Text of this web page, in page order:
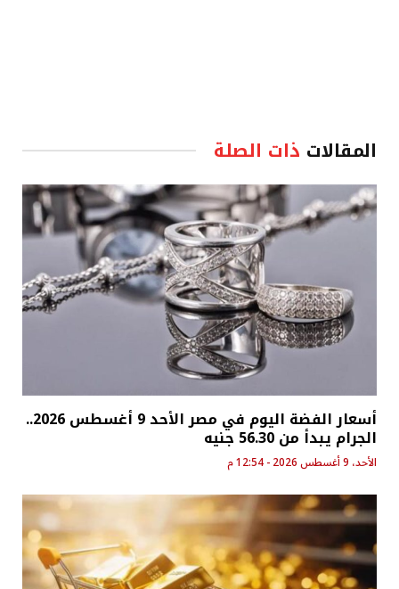
المقالات ذات الصلة
أسعار الفضة اليوم في مصر الأحد 9 أغسطس 2026..
الجرام يبدأ من 56.30 جنيه
الأحد، 9 أغسطس 2026 - 12:54 م